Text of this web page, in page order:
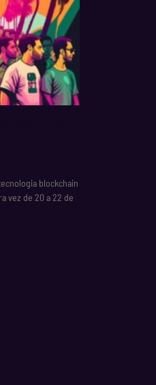
blockchain
vez de 20 a 22 de